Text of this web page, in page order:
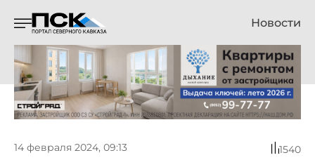
Новости
14 февраля 2024, 09:13 1540